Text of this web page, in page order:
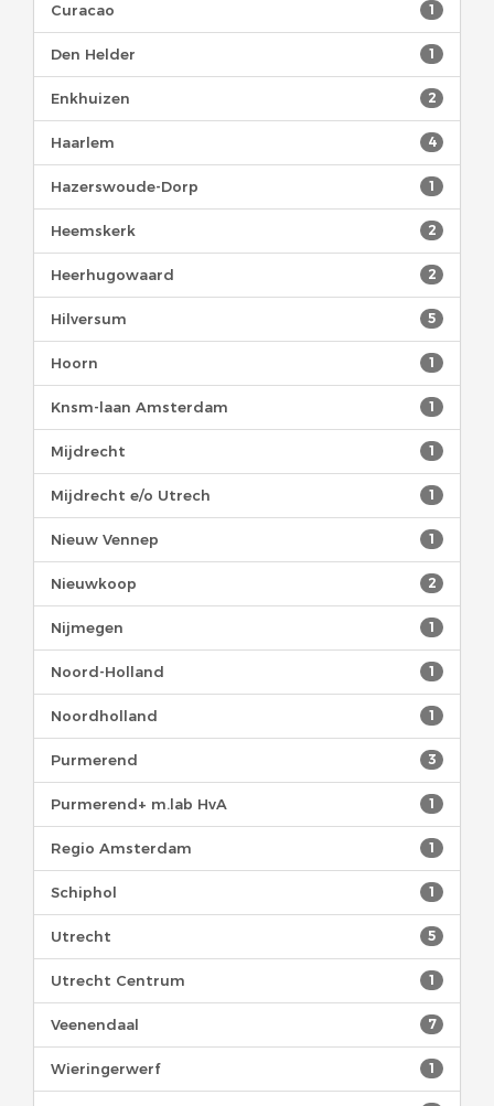
1
Curacao
1
Den Helder
2
Enkhuizen
4
Haarlem
1
Hazerswoude-Dorp
2
Heemskerk
2
Heerhugowaard
5
Hilversum
1
Hoorn
1
Knsm-laan Amsterdam
1
Mijdrecht
1
Mijdrecht e/o Utrech
1
Nieuw Vennep
2
Nieuwkoop
1
Nijmegen
1
Noord-Holland
1
Noordholland
3
Purmerend
1
Purmerend+ m.lab HvA
1
Regio Amsterdam
1
Schiphol
5
Utrecht
1
Utrecht Centrum
7
Veenendaal
1
Wieringerwerf